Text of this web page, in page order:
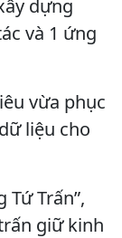
dựng
và 1 ứng
vừa phục
liệu cho
Trấn”,
giữ kinh